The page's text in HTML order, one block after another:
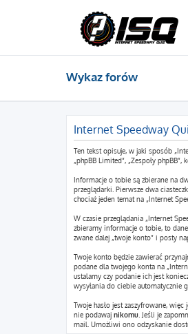
Wykaz forów
Internet Speedway
Ten tekst opisuje, w jaki sposób
„phpBB Limited”, „Zespoły
Informacje o tobie są zbierane na
przeglądarki. Pierwsze dwa
chociaż jeden temat na „Internet
W czasie przeglądania „Internet
zbieramy informacje o tobie, to
zwane dalej „twoje konto” i posty
Twoje konto będzie zawierać
podane dla twojego konta na
ustalamy czy podanie ich jest
wysyłania do ciebie automatycznie
Twoje hasło jest zaszyfrowane,
nie podawaj nikomu . Jeśli je
mail. Umożliwi ono odzyskanie